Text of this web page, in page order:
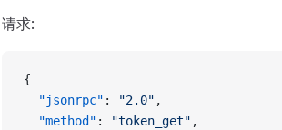
请求:
{
  "jsonrpc"
: "2.0" ,
  "method"
: "token_get" ,